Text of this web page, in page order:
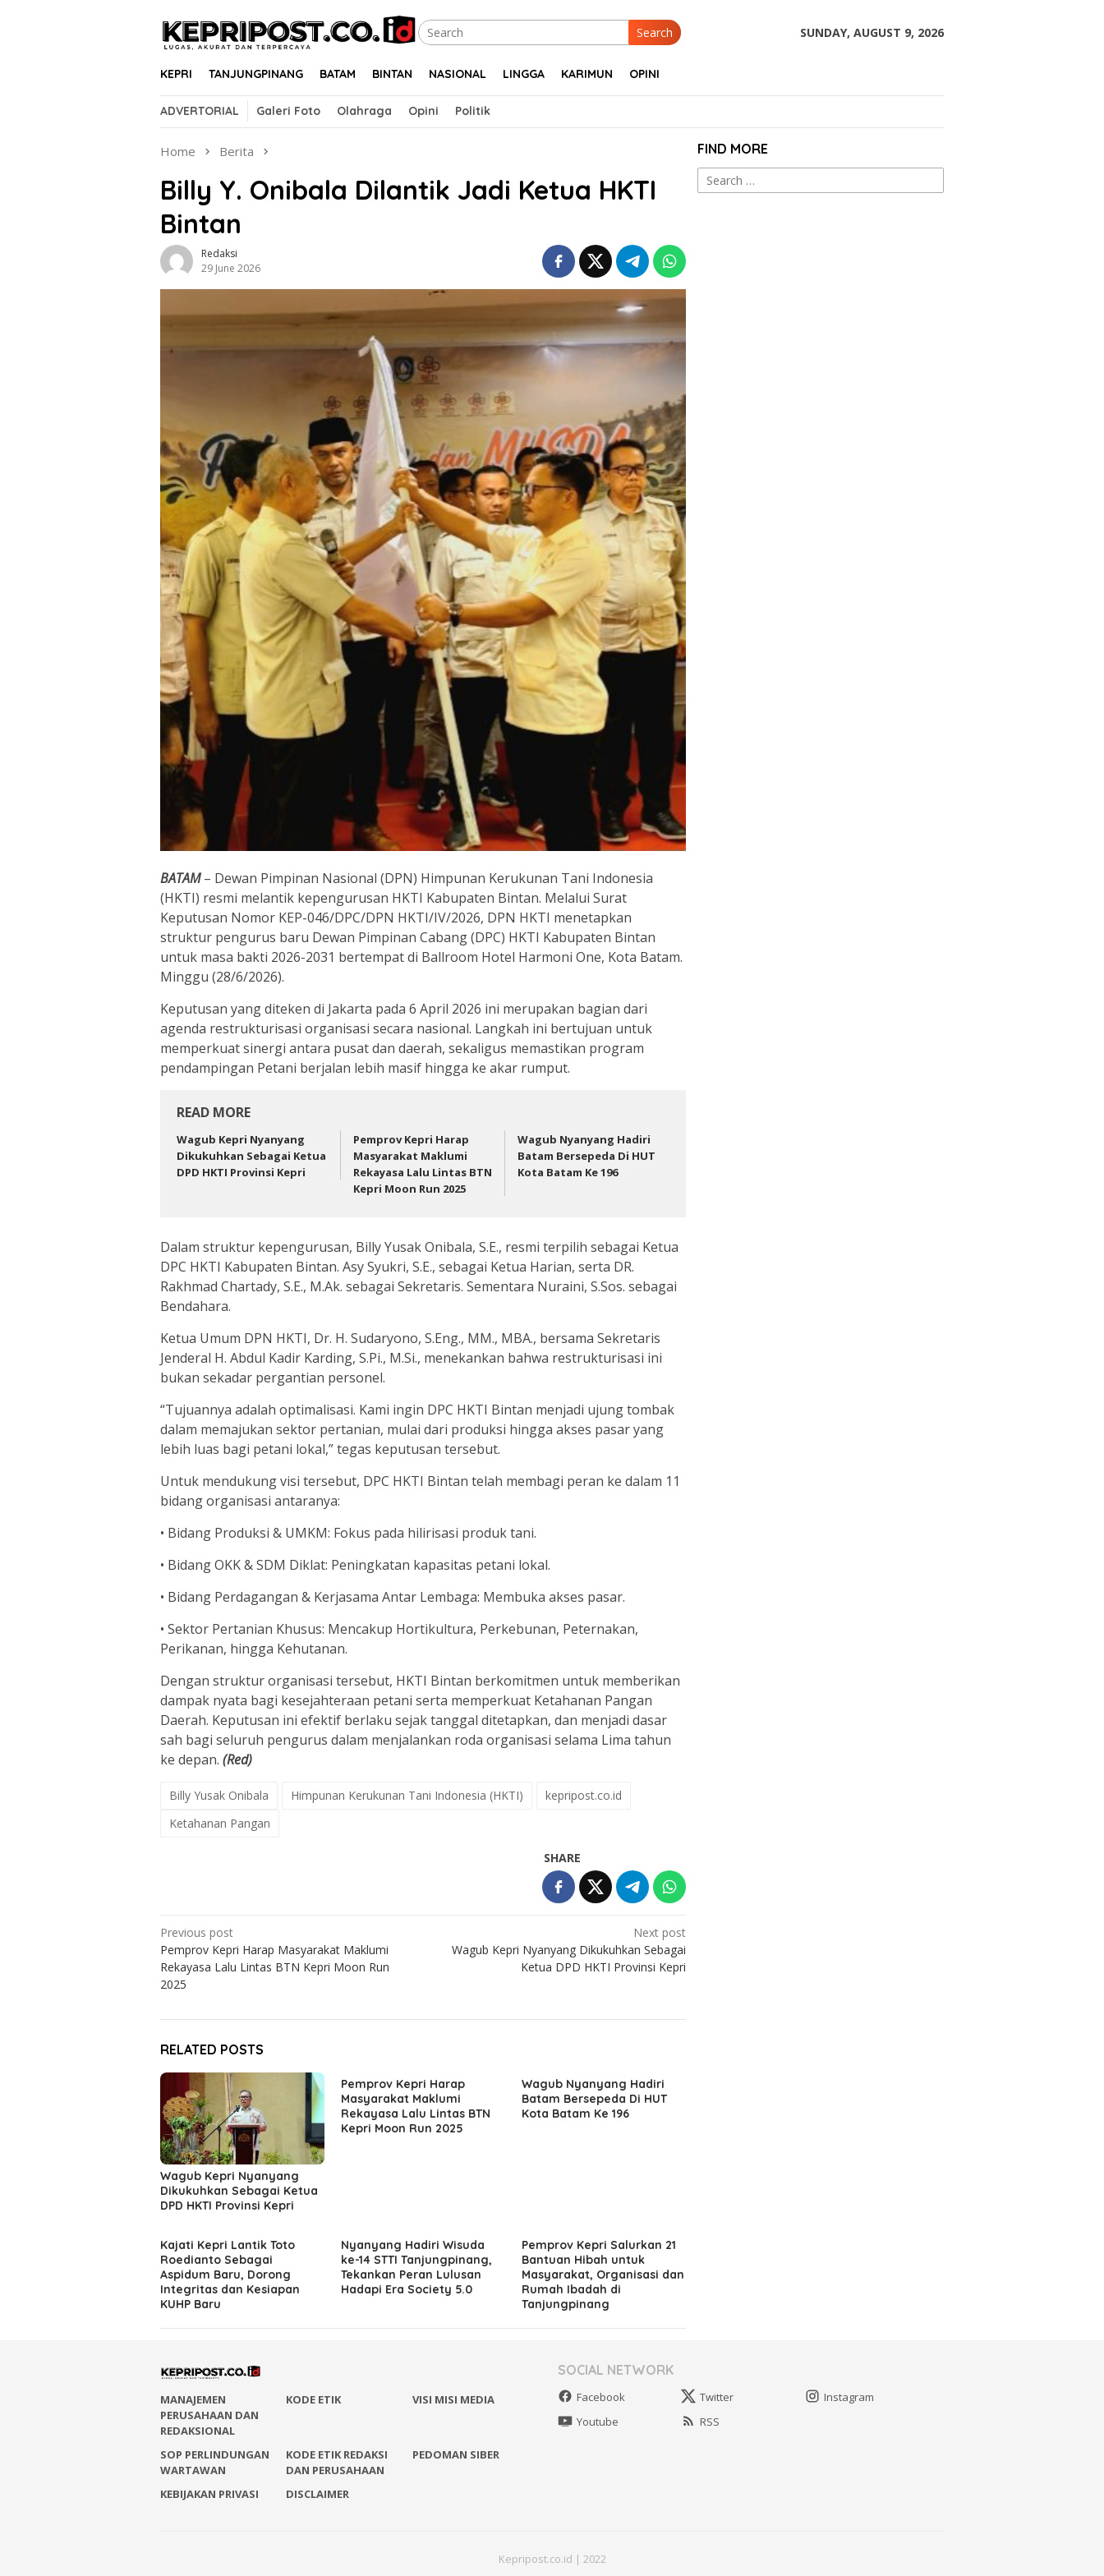
Search SUNDAY, AUGUST 9, 2026
KEPRI TANJUNGPINANG BATAM BINTAN NASIONAL LINGGA KARIMUN OPINI
ADVERTORIAL Galeri Foto Olahraga Opini Politik
Home Berita
Billy Y. Onibala Dilantik Jadi Ketua HKTI
Bintan
Redaksi
29 June 2026
BATAM– Dewan Pimpinan Nasional (DPN) Himpunan Kerukunan Tani Indonesia
(HKTI) resmi melantik kepengurusan HKTI Kabupaten Bintan. Melalui Surat
Keputusan Nomor KEP-046/DPC/DPN HKTI/IV/2026, DPN HKTI menetapkan
struktur pengurus baru Dewan Pimpinan Cabang (DPC) HKTI Kabupaten Bintan
untuk masa bakti 2026-2031 bertempat di Ballroom Hotel Harmoni One, Kota Batam.
Minggu (28/6/2026).
Keputusan yang diteken di Jakarta pada 6 April 2026 ini merupakan bagian dari
agenda restrukturisasi organisasi secara nasional. Langkah ini bertujuan untuk
memperkuat sinergi antara pusat dan daerah, sekaligus memastikan program
pendampingan Petani berjalan lebih masif hingga ke akar rumput.
READ MORE
Wagub Kepri Nyanyang
Dikukuhkan Sebagai Ketua
DPD HKTI Provinsi Kepri
Pemprov Kepri Harap
Masyarakat Maklumi
Rekayasa Lalu Lintas BTN
Kepri Moon Run 2025
Wagub Nyanyang Hadiri
Batam Bersepeda Di HUT
Kota Batam Ke 196
Dalam struktur kepengurusan, Billy Yusak Onibala, S.E., resmi terpilih sebagai Ketua
DPC HKTI Kabupaten Bintan. Asy Syukri, S.E., sebagai Ketua Harian, serta DR.
Rakhmad Chartady, S.E., M.Ak. sebagai Sekretaris. Sementara Nuraini, S.Sos. sebagai
Bendahara.
Ketua Umum DPN HKTI, Dr. H. Sudaryono, S.Eng., MM., MBA., bersama Sekretaris
Jenderal H. Abdul Kadir Karding, S.Pi., M.Si., menekankan bahwa restrukturisasi ini
bukan sekadar pergantian personel.
“Tujuannya adalah optimalisasi. Kami ingin DPC HKTI Bintan menjadi ujung tombak
dalam memajukan sektor pertanian, mulai dari produksi hingga akses pasar yang
lebih luas bagi petani lokal,” tegas keputusan tersebut.
Untuk mendukung visi tersebut, DPC HKTI Bintan telah membagi peran ke dalam 11
bidang organisasi antaranya:
• Bidang Produksi & UMKM: Fokus pada hilirisasi produk tani.
• Bidang OKK & SDM Diklat: Peningkatan kapasitas petani lokal.
• Bidang Perdagangan & Kerjasama Antar Lembaga: Membuka akses pasar.
• Sektor Pertanian Khusus: Mencakup Hortikultura, Perkebunan, Peternakan,
Perikanan, hingga Kehutanan.
Dengan struktur organisasi tersebut, HKTI Bintan berkomitmen untuk memberikan
dampak nyata bagi kesejahteraan petani serta memperkuat Ketahanan Pangan
Daerah. Keputusan ini efektif berlaku sejak tanggal ditetapkan, dan menjadi dasar
sah bagi seluruh pengurus dalam menjalankan roda organisasi selama Lima tahun
ke depan. (Red)
Billy Yusak Onibala Himpunan Kerukunan Tani Indonesia (HKTI)
kepripost.co.id
Ketahanan Pangan
SHARE
Post
navigation
Previous post
Pemprov Kepri Harap Masyarakat Maklumi
Rekayasa Lalu Lintas BTN Kepri Moon Run
2025
Next post
Wagub Kepri Nyanyang Dikukuhkan Sebagai
Ketua DPD HKTI Provinsi Kepri
RELATED POSTS
Wagub Kepri Nyanyang
Dikukuhkan Sebagai Ketua
DPD HKTI Provinsi Kepri
Pemprov Kepri Harap
Masyarakat Maklumi
Rekayasa Lalu Lintas BTN
Kepri Moon Run 2025
Wagub Nyanyang Hadiri
Batam Bersepeda Di HUT
Kota Batam Ke 196
Kajati Kepri Lantik Toto
Roedianto Sebagai
Aspidum Baru, Dorong
Integritas dan Kesiapan
KUHP Baru
Nyanyang Hadiri Wisuda
ke-14 STTI Tanjungpinang,
Tekankan Peran Lulusan
Hadapi Era Society 5.0
Pemprov Kepri Salurkan 21
Bantuan Hibah untuk
Masyarakat, Organisasi dan
Rumah Ibadah di
Tanjungpinang
FIND MORE
Search
for:
MANAJEMEN
PERUSAHAAN DAN
REDAKSIONAL
KODE ETIK VISI MISI MEDIA
SOP PERLINDUNGAN
WARTAWAN
KODE ETIK REDAKSI
DAN PERUSAHAAN
PEDOMAN SIBER
KEBIJAKAN PRIVASI DISCLAIMER
SOCIAL NETWORK
Facebook Twitter
Instagram
Youtube
RSS
Kepripost.co.id | 2022